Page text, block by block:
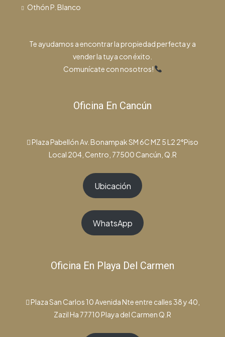
Othón P. Blanco
Te ayudamos a encontrar la propiedad perfecta y a
vender la tuya con éxito.
Comunícate con nosotros!
Oficina En Cancún
Plaza Pabellón Av. Bonampak SM 6C MZ 5 L2 2°Piso
Local 204, Centro, 77500 Cancún, Q.R
Ubicación
WhatsApp
Oficina En Playa Del Carmen
Plaza San Carlos 10 Avenida Nte entre calles 38 y 40,
Zazil Ha 77710 Playa del Carmen Q.R